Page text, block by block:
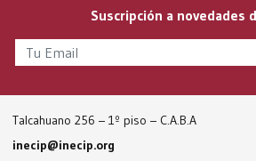
Suscripción a novedades
Talcahuano 256 – 1º piso – C.A.B.A
inecip@inecip.org